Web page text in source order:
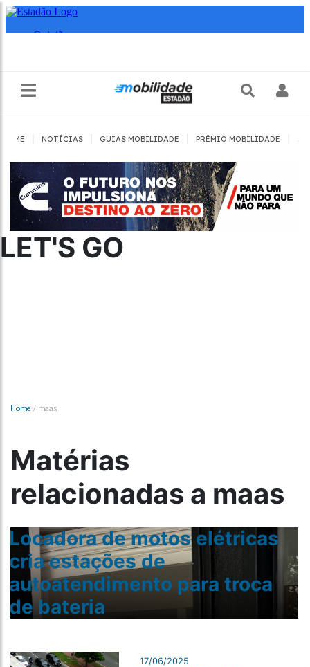
HOME NOTÍCIAS GUIAS MOBILIDADE PRÊMIO MOBILIDADE
LET'S GO
Home / maas
Matérias
relacionadas a maas
Locadora de motos elétricas
cria estações de
autoatendimento para troca
de bateria
17/06/2025